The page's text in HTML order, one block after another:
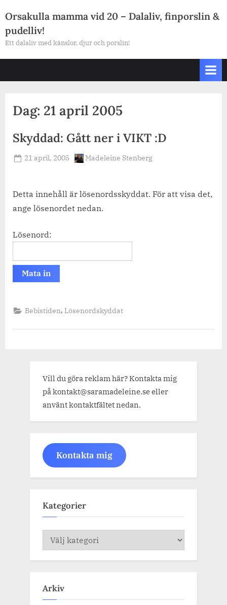
to
content
Orsakulla mamma vid 20 – Dalaliv, finporslin &
pudelliv!
Ett dalaliv med känslor, djur och porslin!
Dag: 21 april 2005
Skyddad: Gått ner i VIKT :D
Posted
21 april, 2005 By
Madeleine Stenberg
Detta innehåll är lösenordsskyddat. För att visa det,
ange lösenordet nedan.
Lösenord:
Bebistiden,Lösenordskyddat
Vill du göra reklam här? Kontakta mig
på kontakt@saramadeleine.se eller
använt kontaktfältet nedan.
Kontakta mig
Kategorier
Kategorier
Arkiv